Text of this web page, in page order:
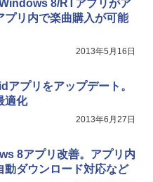
8/RTアプリがア
プリ内で楽曲購入が可能
2013年5月16日
プリをアップデート。
適化
2013年6月27日
8アプリ改善。アプリ内
動ダウンロード対応など